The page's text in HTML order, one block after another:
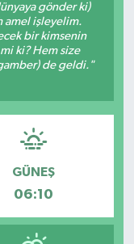
gönder ki)
amel işleyelim.
bir kimsenin
ki? Hem size
de geldi."
GÜNEŞ
06:10